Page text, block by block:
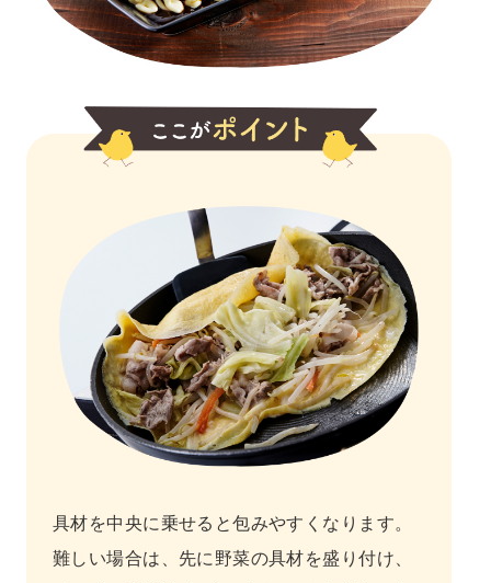
具材を中央に乗せると包みやすくなります。
難しい場合は、先に野菜の具材を盛り付け、